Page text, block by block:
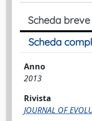
Scheda breve
Scheda
Anno
2013
Rivista
JOURNAL OF